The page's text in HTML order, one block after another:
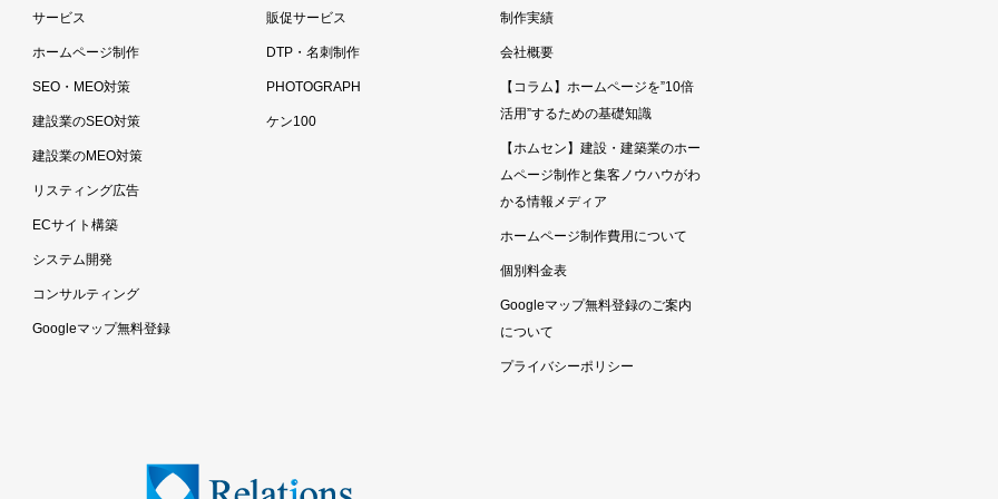
サービス
ホームページ制作
SEO・MEO対策
建設業のSEO対策
建設業のMEO対策
リスティング広告
ECサイト構築
システム開発
コンサルティング
Googleマップ無料登録
販促サービス
DTP・名刺制作
PHOTOGRAPH
ケン100
制作実績
会社概要
【コラム】ホームページを”10倍
活用”するための基礎知識
【ホムセン】建設・建築業のホー
ムページ制作と集客ノウハウがわ
かる情報メディア
ホームページ制作費用について
個別料金表
Googleマップ無料登録のご案内
について
プライバシーポリシー